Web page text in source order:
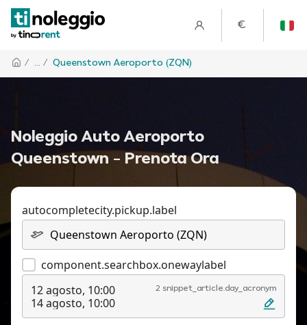
€
/ ... / Queenstown Aeroporto (ZQN)
Noleggio Auto Aeroporto
Queenstown – Prenota Ora
autocompletecity.pickup.label
component.searchbox.onewaylabel
12 agosto, 10:00
14 agosto, 10:00
2 snippet_article.day_acronym